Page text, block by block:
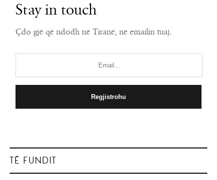
Stay in touch
Çdo gjë që ndodh në Tiranë, në emailin tuaj.
TË FUNDIT